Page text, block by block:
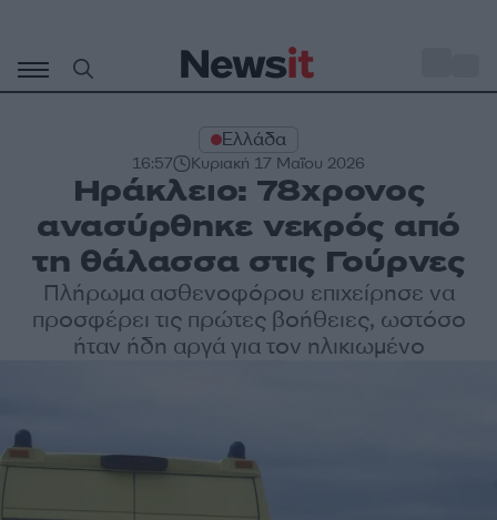
περιεχόμενο
Ελλάδα
16:57 Κυριακή 17 Μαΐου 2026
Ηράκλειο: 78χρονος
ανασύρθηκε νεκρός από
τη θάλασσα στις Γούρνες
Πλήρωμα ασθενοφόρου επιχείρησε να
προσφέρει τις πρώτες βοήθειες, ωστόσο
ήταν ήδη αργά για τον ηλικιωμένο